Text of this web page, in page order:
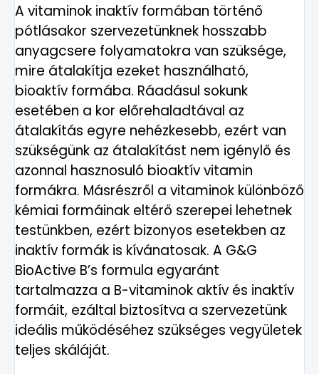
A vitaminok inaktív formában történő
pótlásakor szervezetünknek hosszabb
anyagcsere folyamatokra van szüksége,
mire átalakítja ezeket használható,
bioaktív formába. Ráadásul sokunk
esetében a kor előrehaladtával az
átalakítás egyre nehézkesebb, ezért van
szükségünk az átalakítást nem igénylő és
azonnal hasznosuló bioaktív vitamin
formákra. Másrészről a vitaminok különböző
kémiai formáinak eltérő szerepei lehetnek
testünkben, ezért bizonyos esetekben az
inaktív formák is kívánatosak. A G&G
BioActive B’s formula egyaránt
tartalmazza a B-vitaminok aktív és inaktív
formáit, ezáltal biztosítva a szervezetünk
ideális működéséhez szükséges vegyületek
teljes skáláját.